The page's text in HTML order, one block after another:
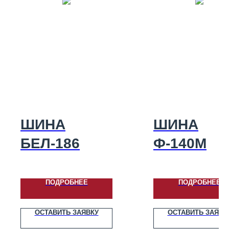
ШИНА
БЕЛ-186
ПОДРОБНЕЕ
ОСТАВИТЬ ЗАЯВКУ
ШИНА
Ф-140M
ПОДРОБНЕЕ
ОСТАВИТЬ